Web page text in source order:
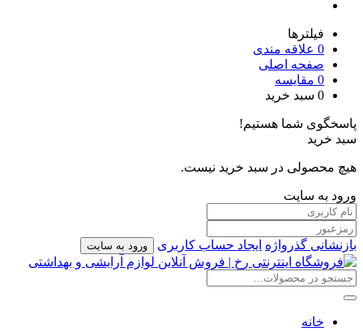
فیلترها
0 علاقه مندی
صفحه اصلی
0 مقایسه
0 سبد خرید
پاسخگوی شما هستیم!
سبد خرید
هیچ محصولی در سبد خرید نیست.
ورود به سایت
بازنشانی گذرواژه ایجاد حساب کاربری ورود به سایت
خانه